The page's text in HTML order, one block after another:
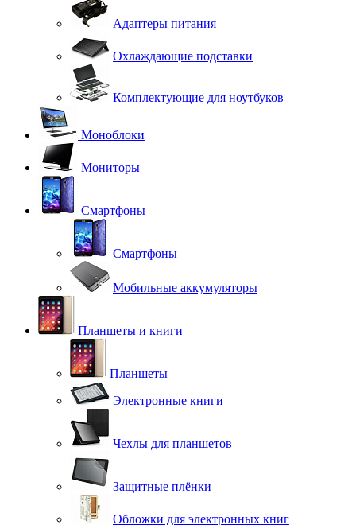
Адаптеры питания
Охлаждающие подставки
Комплектующие для ноутбуков
Моноблоки
Мониторы
Смартфоны
Смартфоны
Мобильные аккумуляторы
Планшеты и книги
Планшеты
Электронные книги
Чехлы для планшетов
Защитные плёнки
Обложки для электронных книг